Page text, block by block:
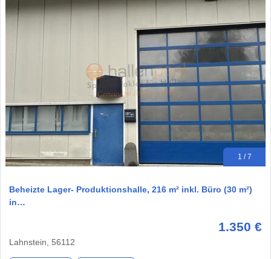
1 / 7
Beheizte Lager- Produktionshalle, 216 m² inkl. Büro (30 m²)
in…
1.350 €
Lahnstein, 56112